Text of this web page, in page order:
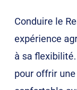
Conduire le
expérience
à sa
pour offrir